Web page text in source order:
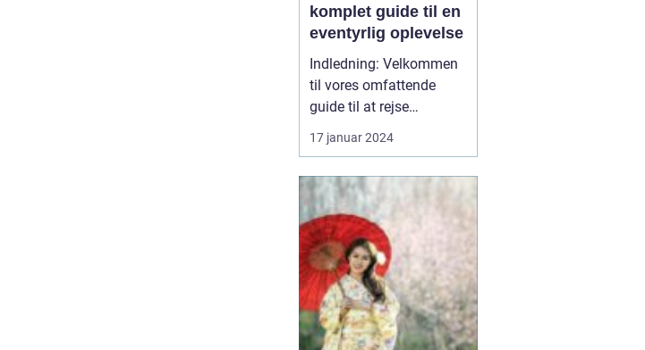
komplet guide til en
eventyrlig oplevelse
Indledning: Velkommen
til vores omfattende
guide til at rejse
Thailand, et land rigt på
kultur, historie og
Uanset om du er en
eventyrlysten rejsende,
en kulturel enthusiast
eller en solsøgende
strandløve, vil Thailand
præsente...
17 januar 2024